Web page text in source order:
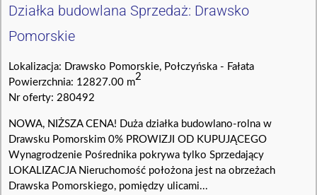
Działka budowlana Sprzedaż: Drawsko
Pomorskie
Lokalizacja: Drawsko Pomorskie, Połczyńska - Fałata
Powierzchnia: 12827.00 m2
Nr oferty: 280492
NOWA, NIŻSZA CENA! Duża działka budowlano-rolna w
Drawsku Pomorskim 0% PROWIZJI OD KUPUJĄCEGO
Wynagrodzenie Pośrednika pokrywa tylko Sprzedający
LOKALIZACJA Nieruchomość położona jest na obrzeżach
Drawska Pomorskiego, pomiędzy ulicami...